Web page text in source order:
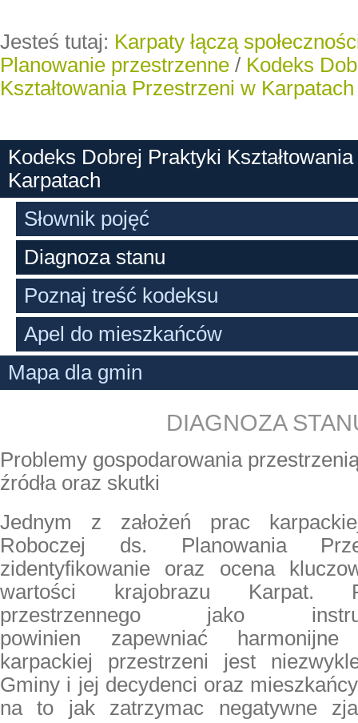
Jesteś tutaj: Karpaty łączą
Planowanie przestrzenne / Kodeks
Kształtowania Przestrzeni w Karpatach
Kodeks Dobrej Praktyki
Karpatach
Słownik pojęć
Diagnoza stanu
Poznaj treść kodeksu
Apel do mieszkańców
Mapa dla gmin
DIAGNOZA
Problemy gospodarowania
źródła oraz skutki
Jednym z założeń prac
Roboczej ds. Planowania
zidentyfikowanie oraz ocena
wartości krajobrazu Karpat.
przestrzennego jako
powinien zapewniać harmonijne
karpackiej przestrzeni jest
Gminy i jej decydenci oraz
na to jak zatrzymac negatywne